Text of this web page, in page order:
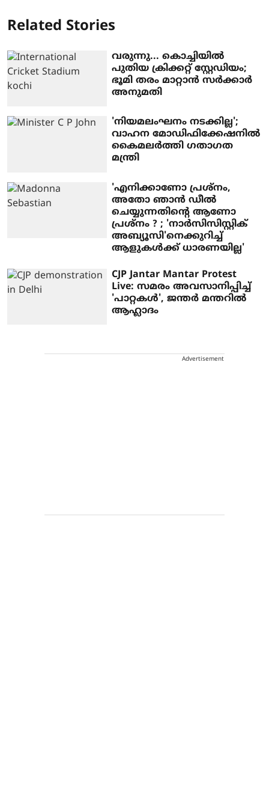
Related Stories
വരുന്നു... കൊച്ചിയിൽ
പുതിയ ക്രിക്കറ്റ് സ്റ്റേഡിയം;
ഭൂമി തരം മാറ്റാൻ സർക്കാർ
അനുമതി
'നിയമലംഘനം നടക്കില്ല';
വാഹന മോഡിഫിക്കേഷനിൽ
കൈമലർത്തി ഗതാഗത
മന്ത്രി
'എനിക്കാണോ പ്രശ്നം,
അതോ ഞാൻ ഡീൽ
ചെയ്യുന്നതിന്റെ ആണോ
പ്രശ്നം ? ; 'നാർസിസിസ്റ്റിക്
അബ്യൂസി'നെക്കുറിച്ച്
ആളുകൾക്ക് ധാരണയില്ല'
CJP Jantar Mantar Protest
Live: സമരം അവസാനിപ്പിച്ച്
'പാറ്റകള്‍', ജന്തര്‍ മന്തറില്‍
ആഹ്ലാദം
Advertisement